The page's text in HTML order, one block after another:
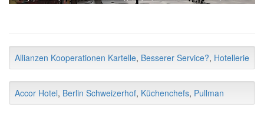
Allianzen Kooperationen Kartelle, Besserer Service?, Hotellerie
Accor Hotel, Berlin Schweizerhof, Küchenchefs, Pullman